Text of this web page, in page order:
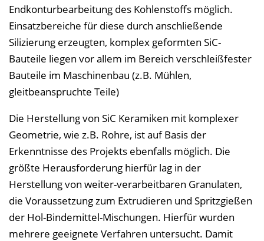
Endkonturbearbeitung des Kohlenstoffs möglich.
Einsatzbereiche für diese durch anschließende
Silizierung erzeugten, komplex geformten SiC-
Bauteile liegen vor allem im Bereich verschleißfester
Bauteile im Maschinenbau (z.B. Mühlen,
gleitbeanspruchte Teile)
Die Herstellung von SiC Keramiken mit komplexer
Geometrie, wie z.B. Rohre, ist auf Basis der
Erkenntnisse des Projekts ebenfalls möglich. Die
größte Herausforderung hierfür lag in der
Herstellung von weiter-verarbeitbaren Granulaten,
die Voraussetzung zum Extrudieren und Spritzgießen
der Hol-Bindemittel-Mischungen. Hierfür wurden
mehrere geeignete Verfahren untersucht. Damit